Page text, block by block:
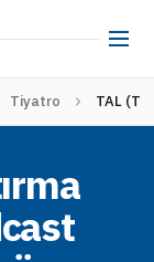
Tiyatro TAL